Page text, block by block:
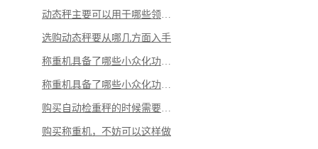
选购动态秤要从哪几方面入手
购买称重机，不妨可以这样做